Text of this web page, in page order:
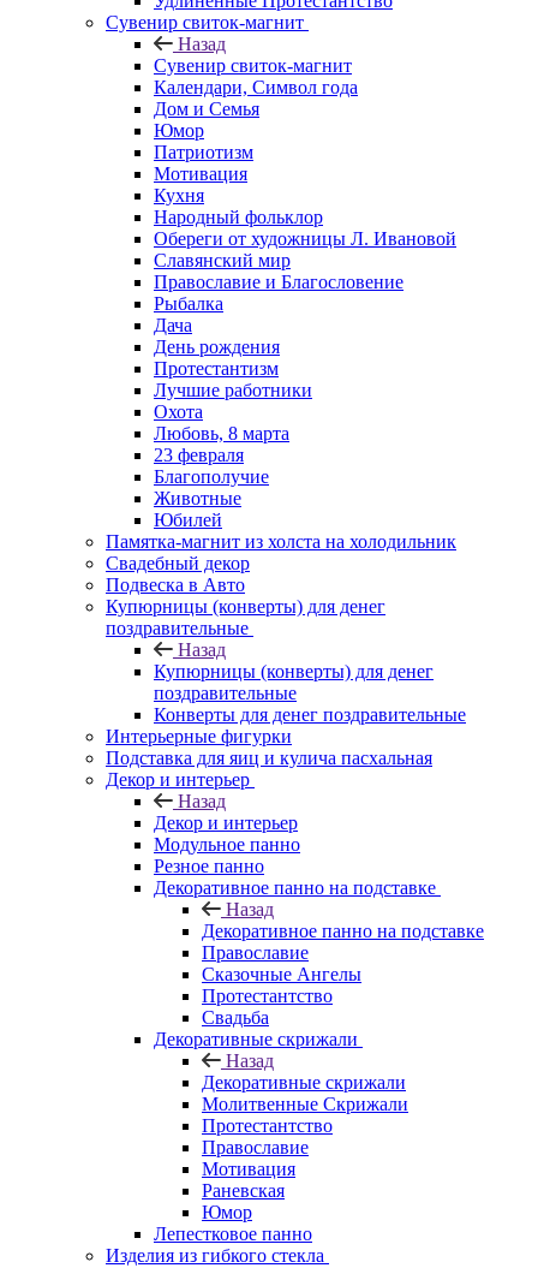
Сувенир свиток-магнит
Назад
Сувенир свиток-магнит
Календари, Символ года
Дом и Семья
Юмор
Патриотизм
Мотивация
Кухня
Народный фольклор
Обереги от художницы Л. Ивановой
Славянский мир
Православие и Благословение
Рыбалка
Дача
День рождения
Протестантизм
Лучшие работники
Охота
Любовь, 8 марта
23 февраля
Благополучие
Животные
Юбилей
Памятка-магнит из холста на холодильник
Свадебный декор
Подвеска в Авто
Купюрницы (конверты) для денег
поздравительные
Назад
Купюрницы (конверты) для денег
поздравительные
Конверты для денег поздравительные
Интерьерные фигурки
Подставка для яиц и кулича пасхальная
Декор и интерьер
Назад
Декор и интерьер
Модульное панно
Резное панно
Декоративное панно на подставке
Назад
Декоративное панно на подставке
Православие
Сказочные Ангелы
Протестантство
Свадьба
Декоративные скрижали
Назад
Декоративные скрижали
Молитвенные Скрижали
Протестантство
Православие
Мотивация
Раневская
Юмор
Лепестковое панно
Изделия из гибкого стекла